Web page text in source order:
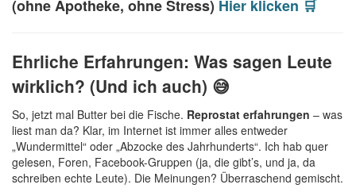
(ohne Apotheke, ohne Stress) Hier klicken 🛒
Ehrliche Erfahrungen: Was sagen Leute
wirklich? (Und ich auch) 😅
So, jetzt mal Butter bei die Fische. Reprostat erfahrungen – was
liest man da? Klar, im Internet ist immer alles entweder
„Wundermittel“ oder „Abzocke des Jahrhunderts“. Ich hab quer
gelesen, Foren, Facebook-Gruppen (ja, die gibt’s, und ja, da
schreiben echte Leute). Die Meinungen? Überraschend gemischt.